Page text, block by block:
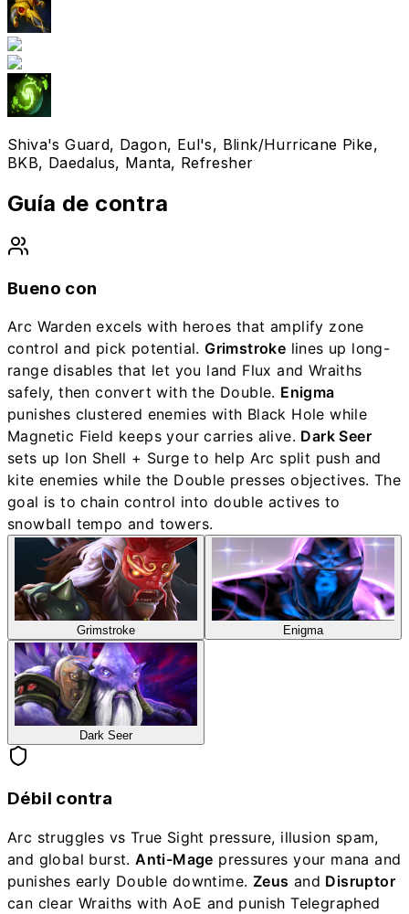
Shiva's Guard, Dagon, Eul's, Blink/Hurricane Pike,
BKB, Daedalus, Manta, Refresher
Guía de contra
Bueno con
Arc Warden excels with heroes that amplify zone
control and pick potential.Grimstroke lines up long-
range disables that let you land Flux and Wraiths
safely, then convert with the Double. Enigma
punishes clustered enemies with Black Hole while
Magnetic Field keeps your carries alive. Dark Seer
sets up Ion Shell + Surge to help Arc split push and
kite enemies while the Double presses objectives. The
goal is to chain control into double actives to
snowball tempo and towers.
Grimstroke Enigma
Dark Seer
Débil contra
Arc struggles vs True Sight pressure, illusion spam,
and global burst.Anti-Mage pressures your mana and
punishes early Double downtime. Zeus and Disruptor
can clear Wraiths with AoE and punish Telegraphed